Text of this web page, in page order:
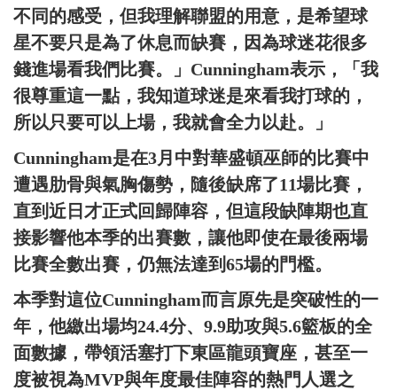
不同的感受，但我理解聯盟的用意，是希望球
星不要只是為了休息而缺賽，因為球迷花很多
錢進場看我們比賽。」Cunningham表示，「我
很尊重這一點，我知道球迷是來看我打球的，
所以只要可以上場，我就會全力以赴。」
Cunningham是在3月中對華盛頓巫師的比賽中
遭遇肋骨與氣胸傷勢，隨後缺席了11場比賽，
直到近日才正式回歸陣容，但這段缺陣期也直
接影響他本季的出賽數，讓他即使在最後兩場
比賽全數出賽，仍無法達到65場的門檻。
本季對這位Cunningham而言原先是突破性的一
年，他繳出場均24.4分、9.9助攻與5.6籃板的全
面數據，帶領活塞打下東區龍頭寶座，甚至一
度被視為MVP與年度最佳陣容的熱門人選之